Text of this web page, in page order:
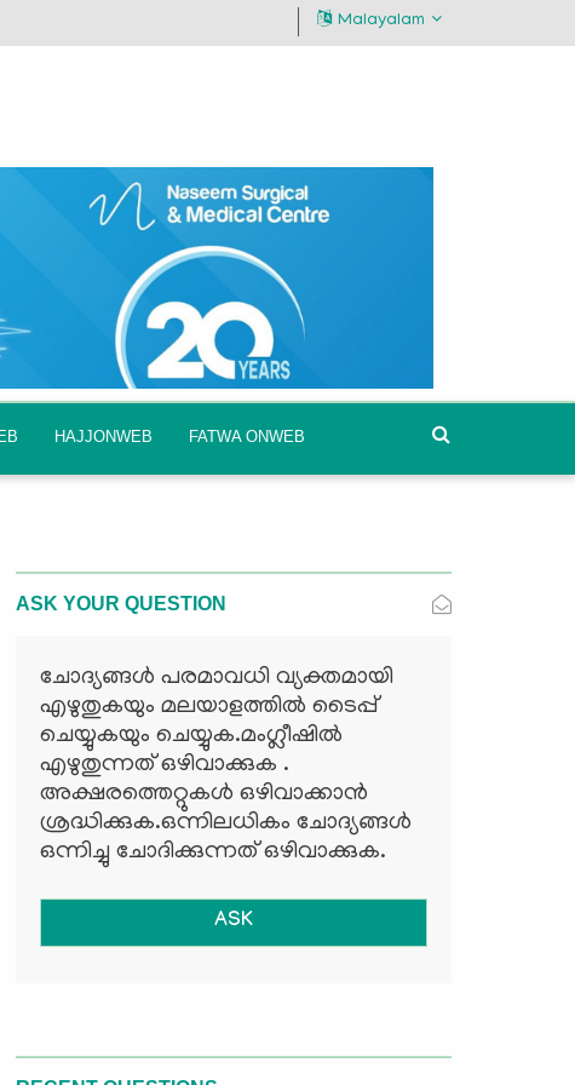
Malayalam
HAJJONWEB FATWA ONWEB
ASK YOUR QUESTION
ചോദ്യങ്ങള്‍ പരമാവധി വ്യക്തമായി
എഴുതുകയും മലയാളത്തില്‍ ടൈപ്പ്
ചെയ്യുകയും ചെയ്യുക.മംഗ്ലീഷില്‍
എഴുതുന്നത് ഒഴിവാക്കുക .
അക്ഷരത്തെറ്റുകള്‍ ഒഴിവാക്കാന്‍
ശ്രദ്ധിക്കുക.ഒന്നിലധികം ചോദ്യങ്ങള്‍
ഒന്നിച്ചു ചോദിക്കുന്നത് ഒഴിവാക്കുക.
ASK